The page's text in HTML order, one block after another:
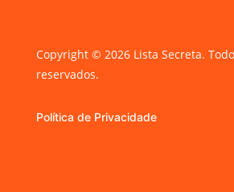
Copyright © 2026 Lista Secreta.
reservados.
Política de Privacidade